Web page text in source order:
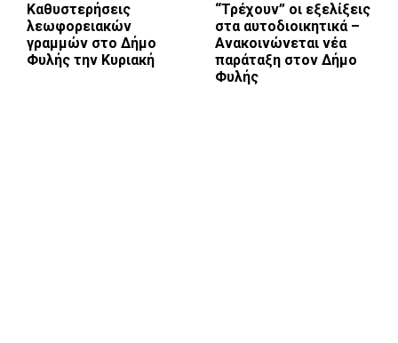
Καθυστερήσεις
λεωφορειακών
γραμμών στο Δήμο
Φυλής την Κυριακή
“Τρέχουν” οι εξελίξεις
στα αυτοδιοικητικά –
Ανακοινώνεται νέα
παράταξη στον Δήμο
Φυλής